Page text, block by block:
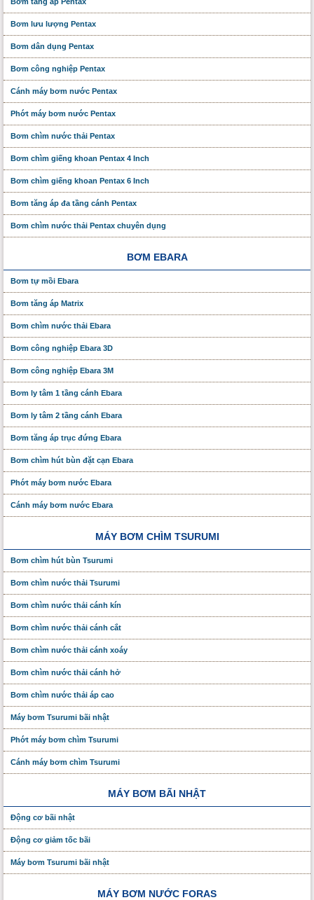
Bơm lưu lượng Pentax
Bơm dân dụng Pentax
Bơm công nghiệp Pentax
Cánh máy bơm nước Pentax
Phớt máy bơm nước Pentax
Bơm chìm nước thải Pentax
Bơm chìm giếng khoan Pentax 4 Inch
Bơm chìm giếng khoan Pentax 6 Inch
Bơm tăng áp đa tầng cánh Pentax
Bơm chìm nước thải Pentax chuyên dụng
BƠM EBARA
Bơm tự mồi Ebara
Bơm tăng áp Matrix
Bơm chìm nước thải Ebara
Bơm công nghiệp Ebara 3D
Bơm công nghiệp Ebara 3M
Bơm ly tâm 1 tầng cánh Ebara
Bơm ly tâm 2 tầng cánh Ebara
Bơm tăng áp trục đứng Ebara
Bơm chìm hút bùn đặt cạn Ebara
Phớt máy bơm nước Ebara
Cánh máy bơm nước Ebara
MÁY BƠM CHÌM TSURUMI
Bơm chìm hút bùn Tsurumi
Bơm chìm nước thải Tsurumi
Bơm chìm nước thải cánh kín
Bơm chìm nước thải cánh cắt
Bơm chìm nước thải cánh xoáy
Bơm chìm nước thải cánh hở
Bơm chìm nước thải áp cao
Máy bơm Tsurumi bãi nhật
Phớt máy bơm chìm Tsurumi
Cánh máy bơm chìm Tsurumi
MÁY BƠM BÃI NHẬT
Động cơ bãi nhật
Động cơ giảm tốc bãi
Máy bơm Tsurumi bãi nhật
MÁY BƠM NƯỚC FORAS